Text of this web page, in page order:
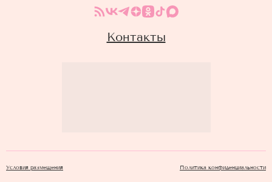
Контакты
Условия размещения Политика конфиденциальности